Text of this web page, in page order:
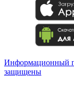
Информационный
защищены